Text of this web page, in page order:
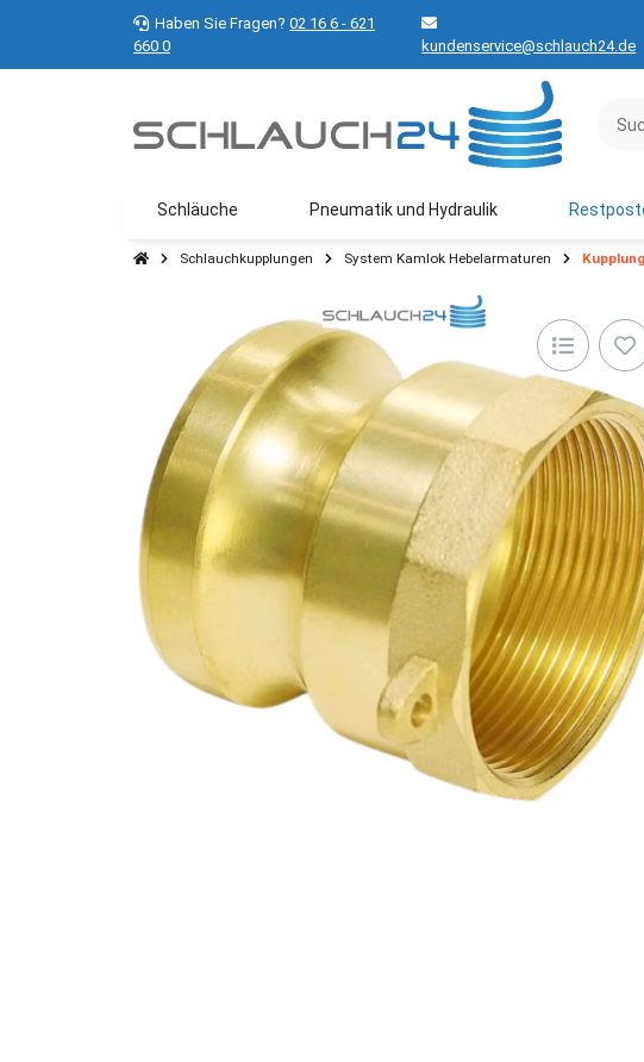
Haben Sie Fragen? 02 16 6 - 621
660 0
kundenservice@schlauch24.de
Schläuche Pneumatik und Hydraulik
Schlauchkupplungen System Kamlok Hebelarmaturen